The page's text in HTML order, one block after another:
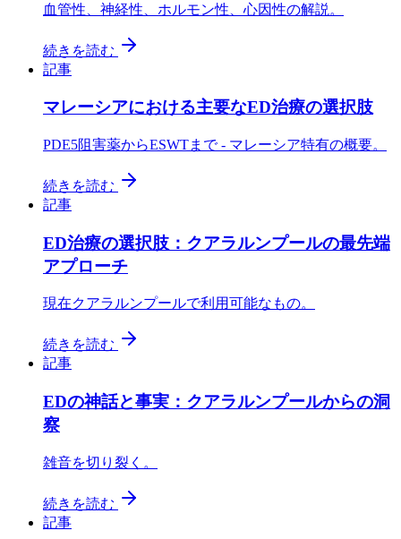
血管性、神経性、ホルモン性、心因性の解説。
続きを読む
記事
マレーシアにおける主要なED治療の選択肢
PDE5阻害薬からESWTまで - マレーシア特有の概要。
続きを読む
記事
ED治療の選択肢：クアラルンプールの最先端
アプローチ
現在クアラルンプールで利用可能なもの。
続きを読む
記事
EDの神話と事実：クアラルンプールからの洞
察
雑音を切り裂く。
続きを読む
記事